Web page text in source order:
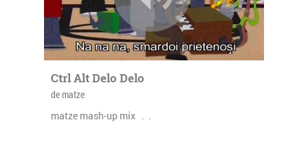
Ctrl Alt Delo Delo
de matze
matze mash-up mix . .